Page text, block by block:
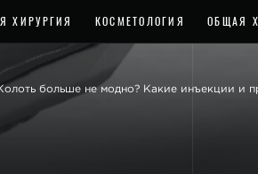
ХИРУРГИЯ КОСМЕТОЛОГИЯ ОБЩАЯ
больше не модно? Какие инъекции и